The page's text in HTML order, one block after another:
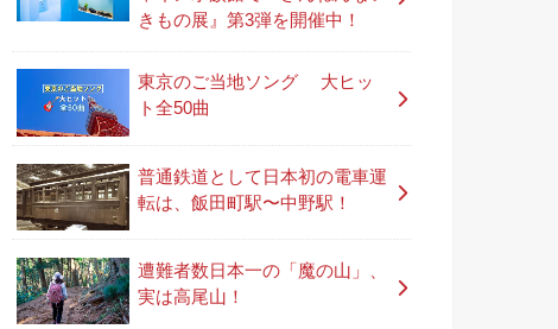
きもの展』第3弾を開催中！
東京のご当地ソング 大ヒッ
ト全50曲
普通鉄道として日本初の電車運
転は、飯田町駅〜中野駅！
遭難者数日本一の「魔の山」、
実は高尾山！